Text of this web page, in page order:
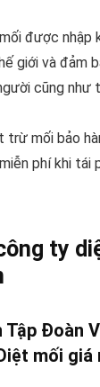
được
giới và đảm
cũng như
trừ mối bảo
phí khi tái
ty
Tập Đoàn
mối giá